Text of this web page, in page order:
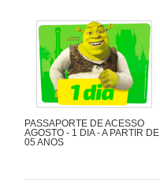
PASSAPORTE DE ACESSO
AGOSTO - 1 DIA - A PARTIR DE
05 ANOS